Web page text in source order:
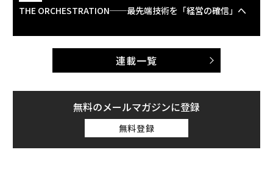
THE ORCHESTRATION──最先端技術を「経営の確信」へ
連載一覧
無料のメールマガジンに登録
無料登録